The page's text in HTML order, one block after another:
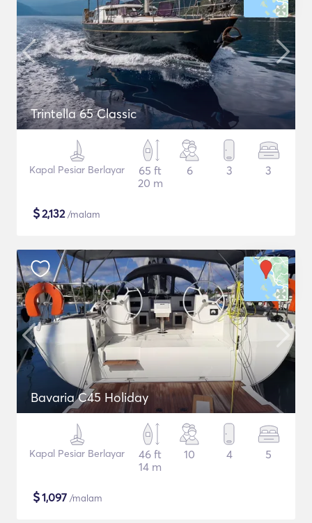
Trintella 65 Classic
Kapal Pesiar Berlayar
65 ft
20 m
6 3 3
$2,132/malam
Bavaria C45 Holiday
Kapal Pesiar Berlayar
46 ft
14 m
10 4 5
$1,097 /malam